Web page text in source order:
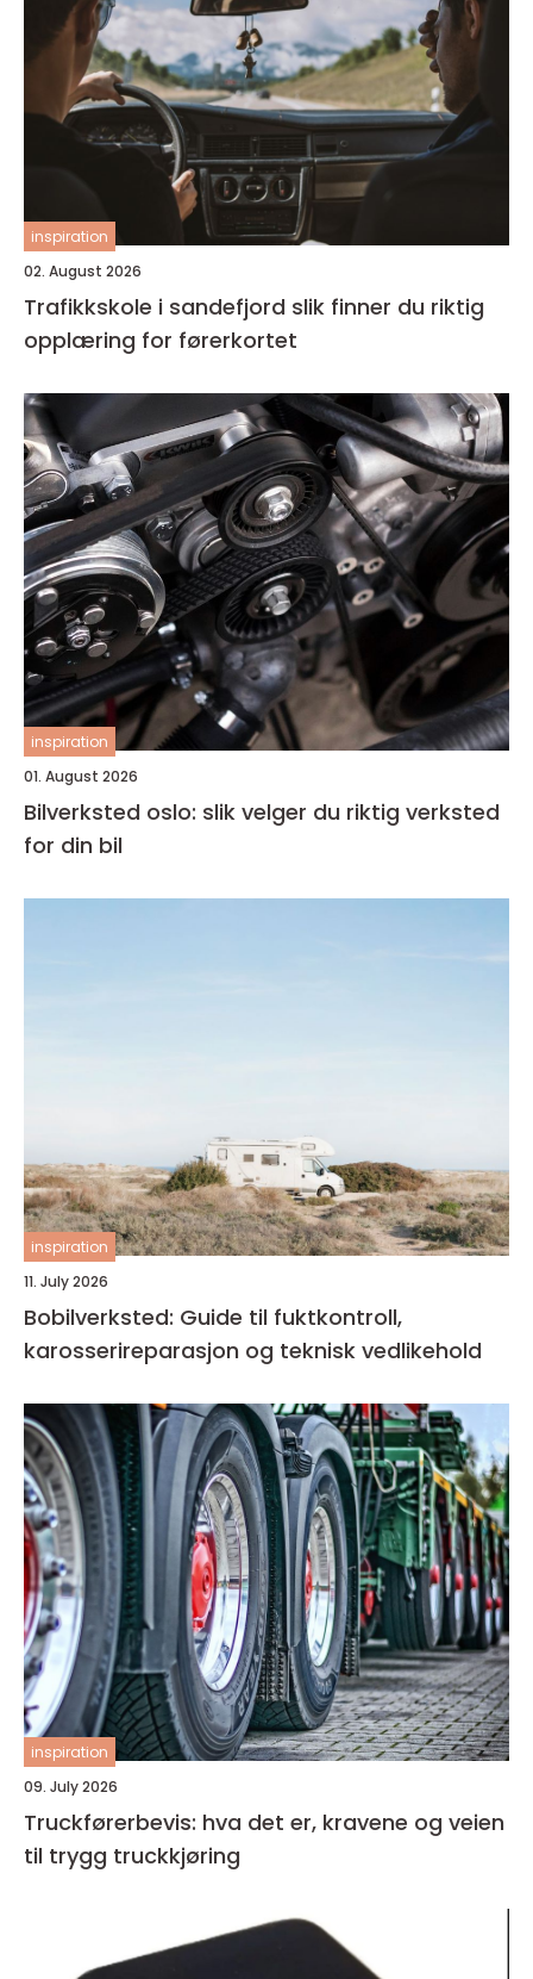
inspiration
02. August 2026
Trafikkskole i sandefjord slik finner du riktig
opplæring for førerkortet
inspiration
01. August 2026
Bilverksted oslo: slik velger du riktig verksted
for din bil
inspiration
11. July 2026
Bobilverksted: Guide til fuktkontroll,
karosserireparasjon og teknisk vedlikehold
inspiration
09. July 2026
Truckførerbevis: hva det er, kravene og veien
til trygg truckkjøring